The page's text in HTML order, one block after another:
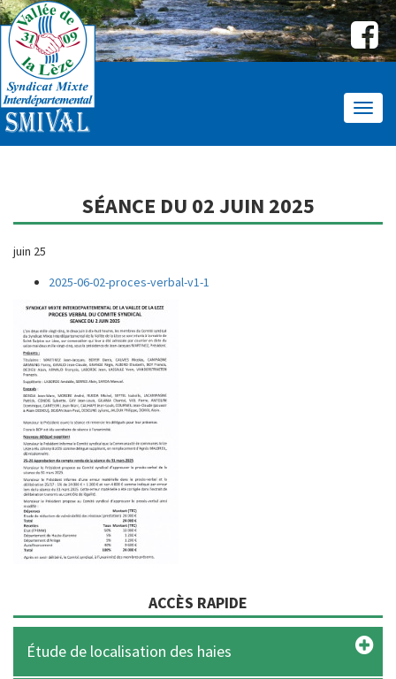
le
menu
SÉANCE DU 02 JUIN 2025
juin 25
2025-06-02-proces-verbal-v1-1
ACCÈS RAPIDE
Étude de localisation des haies